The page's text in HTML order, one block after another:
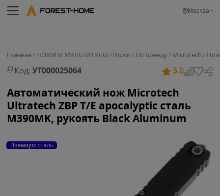
Москва
Главная НОЖИ И МУЛЬТИТУЛЫ Ножи По Бренду Microtech Нож
Код: УТ000025064 5.0
Автоматический нож Microtech
Ultratech ZBP T/E apocalyptic сталь
M390MK, рукоять Black Aluminum
Премиум сталь